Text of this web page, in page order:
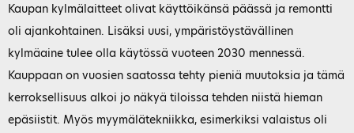
Kaupan kylmälaitteet olivat käyttöikänsä päässä ja remontti
oli ajankohtainen. Lisäksi uusi, ympäristöystävällinen
kylmäaine tulee olla käytössä vuoteen 2030 mennessä.
Kauppaan on vuosien saatossa tehty pieniä muutoksia ja tämä
kerroksellisuus alkoi jo näkyä tiloissa tehden niistä hieman
epäsiistit. Myös myymälätekniikka, esimerkiksi valaistus oli